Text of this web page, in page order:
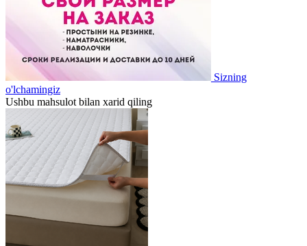
Sizning
o'lchamingiz
Ushbu mahsulot bilan xarid qiling